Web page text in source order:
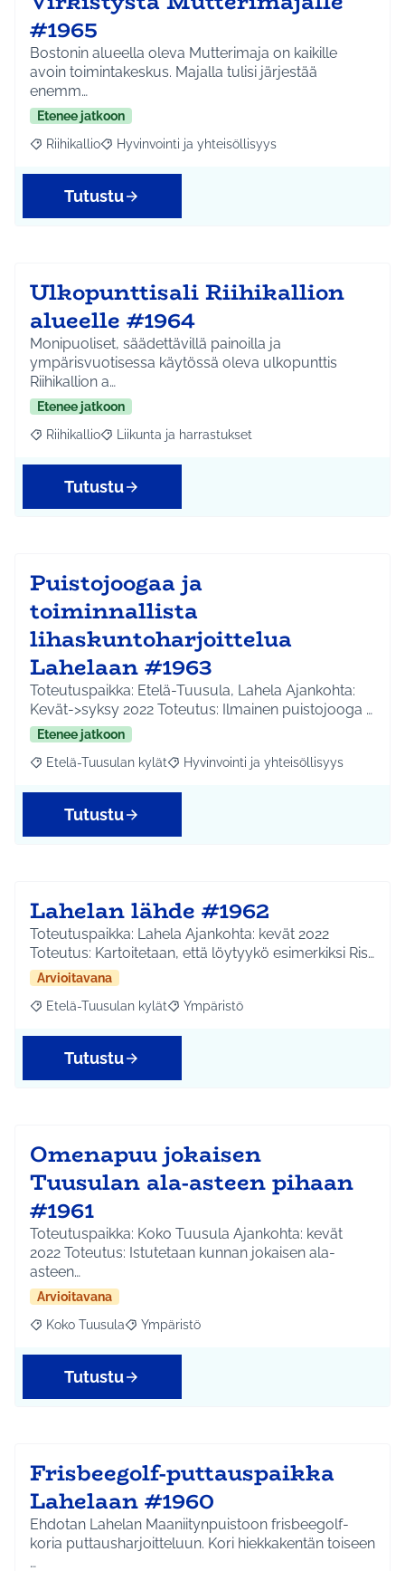
#1965
Bostonin alueella oleva Mutterimaja on kaikille
avoin toimintakeskus. Majalla tulisi järjestää
enemm…
Etenee jatkoon
Rajaa tulokset aihepiirin mukaan: Riihikallio
Riihikallio Rajaa tulokset teeman mukaan: Hyvinvointi ja
Hyvinvointi ja yhteisöllisyys
Tutustu
Ulkopunttisali Riihikallion
alueelle #1964
Monipuoliset, säädettävillä painoilla ja
ympärisvuotisessa käytössä oleva ulkopunttis
Riihikallion a…
Etenee jatkoon
Rajaa tulokset aihepiirin mukaan: Riihikallio
Riihikallio Rajaa tulokset teeman mukaan: Liikunta ja
Liikunta ja harrastukset
Tutustu
Puistojoogaa ja
toiminnallista
lihaskuntoharjoittelua
Lahelaan #1963
Toteutuspaikka: Etelä-Tuusula, Lahela Ajankohta:
Kevät->syksy 2022 Toteutus: Ilmainen puistojooga …
Etenee jatkoon
Rajaa tulokset aihepiirin mukaan: Etelä-Tuusulan kylät
Etelä-Tuusulan kylät Rajaa tulokset teeman mukaan:
Hyvinvointi ja yhteisöllisyys
Tutustu
Lahelan lähde #1962
Toteutuspaikka: Lahela Ajankohta: kevät 2022
Toteutus: Kartoitetaan, että löytyykö esimerkiksi Ris…
Arvioitavana
Rajaa tulokset aihepiirin mukaan: Etelä-Tuusulan kylät
Etelä-Tuusulan kylät Rajaa tulokset teeman mukaan:
Ympäristö
Tutustu
Omenapuu jokaisen
Tuusulan ala-asteen pihaan
#1961
Toteutuspaikka: Koko Tuusula Ajankohta: kevät
2022 Toteutus: Istutetaan kunnan jokaisen ala-
asteen…
Arvioitavana
Rajaa tulokset aihepiirin mukaan: Koko Tuusula
Koko Tuusula Rajaa tulokset teeman mukaan: Ympäristö
Ympäristö
Tutustu
Frisbeegolf-puttauspaikka
Lahelaan #1960
Ehdotan Lahelan Maaniitynpuistoon frisbeegolf-
koria puttausharjoitteluun. Kori hiekkakentän toiseen
…